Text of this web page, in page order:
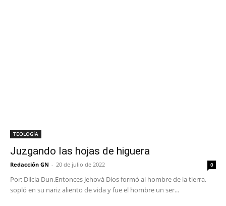
TEOLOGÍA
Juzgando las hojas de higuera
Redacción GN - 20 de julio de 2022 0
Por: Dilcia Dun.Entonces Jehová Dios formó al hombre de la tierra,
sopló en su nariz aliento de vida y fue el hombre un ser...